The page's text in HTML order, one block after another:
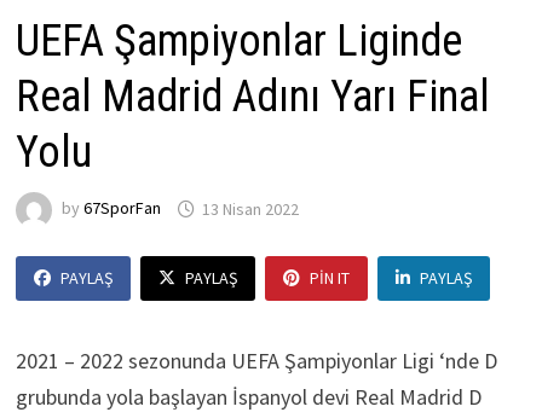
UEFA Şampiyonlar Liginde
Real Madrid Adını Yarı Final
Yolu
by 67SporFan 13 Nisan 2022
PAYLAŞ PAYLAŞ PIN IT PAYLAŞ
2021 – 2022 sezonunda UEFA Şampiyonlar Ligi ‘nde D
grubunda yola başlayan İspanyol devi Real Madrid D